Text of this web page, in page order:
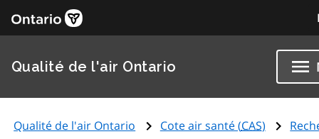
Qualité de l'air Ontario
Qualité de l'air Ontario Cote air santé (CAS)